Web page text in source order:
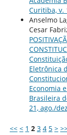
Curitiba, v.
Anselmo
Cesar
Eletrônica
Economia
Brasileira
21, ago./
<< < 1 2 3 4 5 >